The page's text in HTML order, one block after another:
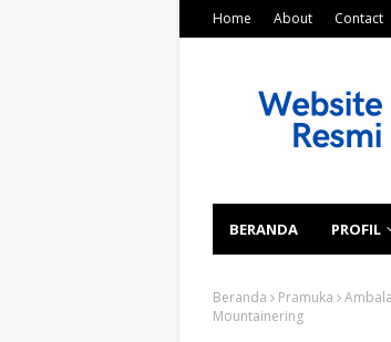
Home About Contact
BERANDA PROFIL
Beranda Pramuka
Mountainering